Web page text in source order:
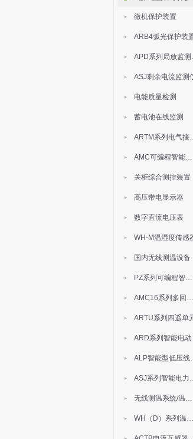
微机保护装置
ARB4弧光保护装
ASJ剩余电流监测
电能质量检测
蓄电池在线监测
ARTM系列
AMC可编程智能电测表
关柜综合测控装置
高压带电显示器
数字直流电压表
WH-M温湿度传感
国内无线测温设备
PZ系列可编程智能表
AMC16系列多回路监控装置
ARTU系列四遥单
ALP智能
ASJ系
无线测温系统/温度巡检
WH（D）系列温湿度控制器